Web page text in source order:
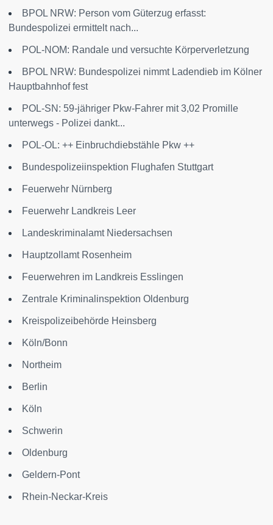
BPOL NRW: Person vom Güterzug erfasst:
Bundespolizei ermittelt nach...
POL-NOM: Randale und versuchte Körperverletzung
BPOL NRW: Bundespolizei nimmt Ladendieb im Kölner
Hauptbahnhof fest
POL-SN: 59-jähriger Pkw-Fahrer mit 3,02 Promille
unterwegs - Polizei dankt...
POL-OL: ++ Einbruchdiebstähle Pkw ++
Bundespolizeiinspektion Flughafen Stuttgart
Feuerwehr Nürnberg
Feuerwehr Landkreis Leer
Landeskriminalamt Niedersachsen
Hauptzollamt Rosenheim
Feuerwehren im Landkreis Esslingen
Zentrale Kriminalinspektion Oldenburg
Kreispolizeibehörde Heinsberg
Köln/Bonn
Northeim
Berlin
Köln
Schwerin
Oldenburg
Geldern-Pont
Rhein-Neckar-Kreis